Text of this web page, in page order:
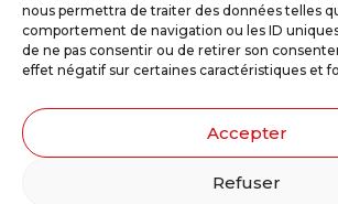
nous permettra de traiter des données telles
comportement de navigation ou les ID
de ne pas consentir ou de retirer son
effet négatif sur certaines caractéristiques et
Accepter
Refuser
Faire un don